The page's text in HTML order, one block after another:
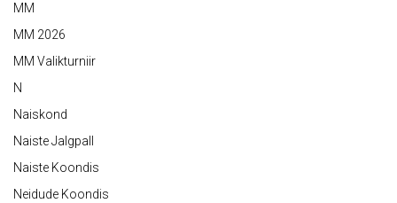
MM
MM 2026
MM Valikturniir
N
Naiskond
Naiste Jalgpall
Naiste Koondis
Neidude Koondis